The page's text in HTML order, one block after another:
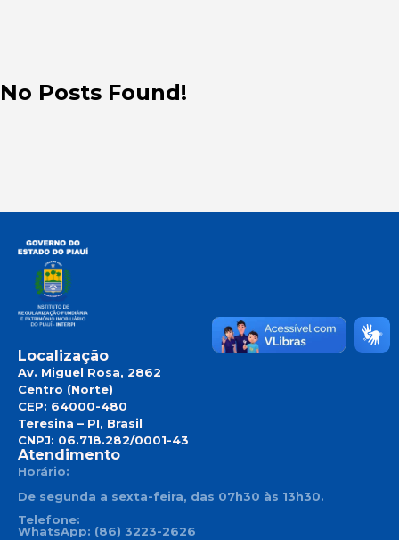
No Posts Found!
Localização
Av. Miguel Rosa, 2862
Centro (Norte)
CEP: 64000-480
Teresina – PI, Brasil
CNPJ: 06.718.282/0001-43
Atendimento
Horário:
De segunda a sexta-feira, das 07h30 às 13h30.
Telefone:
WhatsApp: (86) 3223-2626